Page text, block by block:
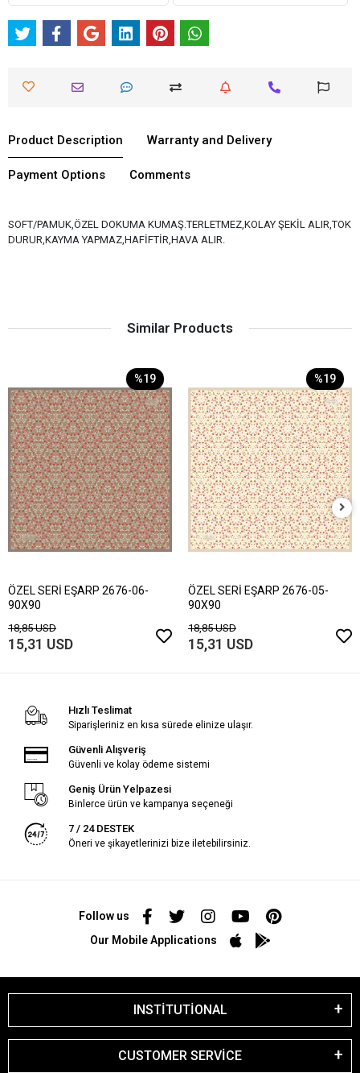
Product Description Warranty and Delivery
Payment Options Comments
SOFT/PAMUK,ÖZEL DOKUMA KUMAŞ.TERLETMEZ,KOLAY ŞEKİL ALIR,TOK
DURUR,KAYMA YAPMAZ,HAFİFTİR,HAVA ALIR.
Similar Products
%19
ÖZEL SERİ EŞARP 2676-06-
90X90
18,85 USD
15,31 USD
%19
ÖZEL SERİ EŞARP 2676-05-
90X90
18,85 USD
15,31 USD
Hızlı Teslimat
Siparişleriniz en kısa sürede elinize ulaşır.
Güvenli Alışveriş
Güvenli ve kolay ödeme sistemi
Geniş Ürün Yelpazesi
Binlerce ürün ve kampanya seçeneği
7 / 24 DESTEK
Öneri ve şikayetlerinizi bize iletebilirsiniz.
Follow us
Our Mobile Applications
INSTİTUTİONAL
CUSTOMER SERVİCE